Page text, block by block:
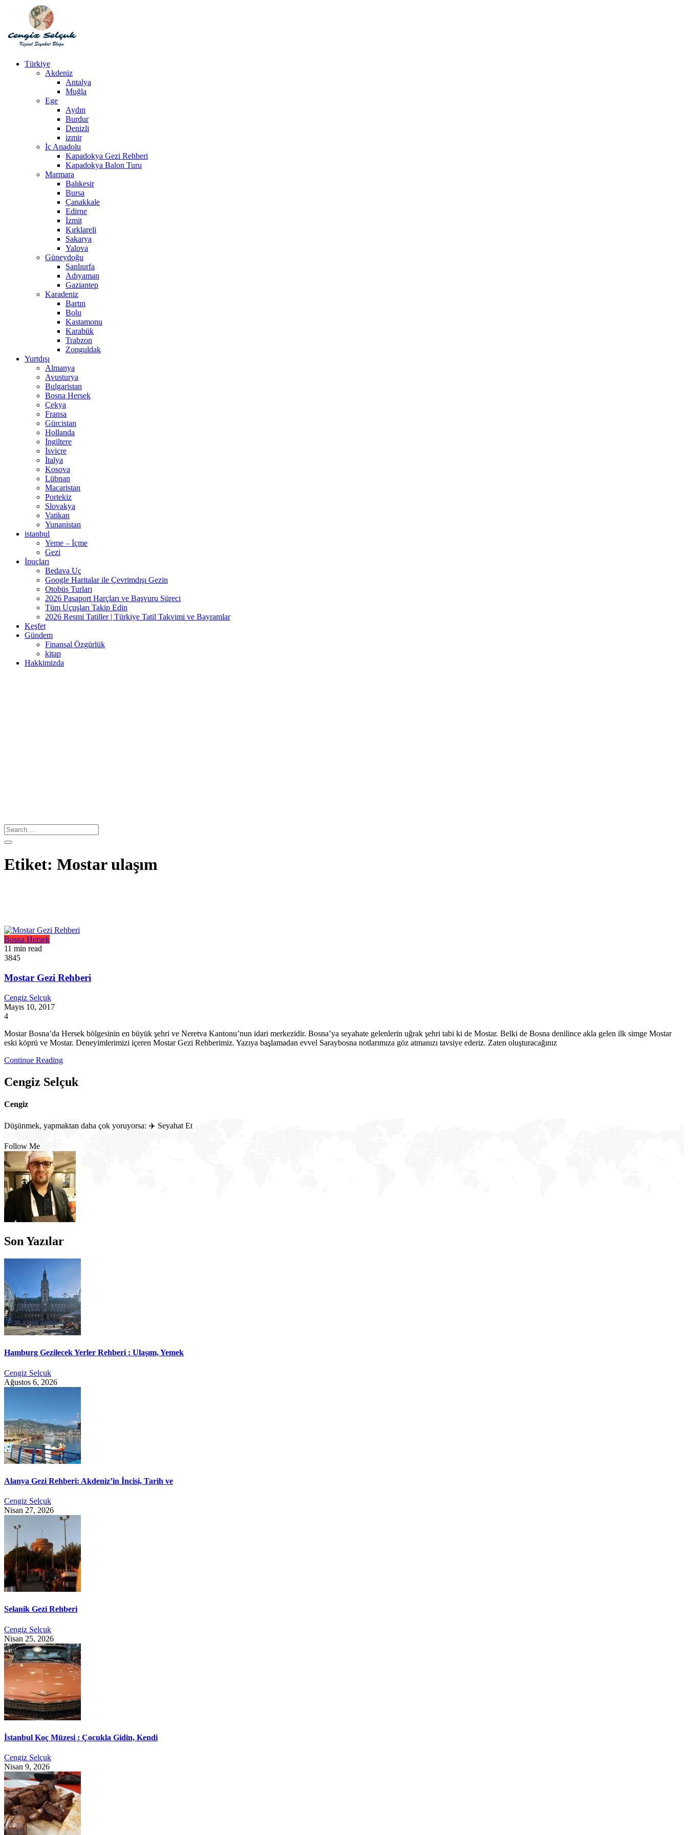
Türkiye
Akdeniz
Antalya
Muğla
Ege
Aydın
Burdur
Denizli
izmir
İç Anadolu
Kapadokya Gezi Rehberi
Kapadokya Balon Turu
Marmara
Balıkesir
Bursa
Çanakkale
Edirne
İzmit
Kırklareli
Sakarya
Yalova
Güneydoğu
Şanlıurfa
Adıyaman
Gaziantep
Karadeniz
Bartın
Bolu
Kastamonu
Karabük
Trabzon
Zonguldak
Yurtdışı
Almanya
Avusturya
Bulgaristan
Bosna Hersek
Çekya
Fransa
Gürcistan
Hollanda
İngiltere
İsviçre
İtalya
Kosova
Lübnan
Macaristan
Portekiz
Slovakya
Vatikan
Yunanistan
istanbul
Yeme – İçme
Gezi
İpuçları
Bedava Uç
Google Haritalar ile Çevrimdışı Gezin
Otobüs Turları
2026 Pasaport Harçları ve Başvuru Süreci
Tüm Uçuşları Takip Edin
2026 Resmi Tatiller | Türkiye Tatil Takvimi ve Bayramlar
Keşfet
Gündem
Finansal Özgürlük
kitap
Hakkimizda
Etiket: Mostar ulaşım
Bosna Hersek
11 min read
3845
Mostar Gezi Rehberi
Cengiz Selçuk
Mayıs 10, 2017
4
Mostar Bosna’da Hersek bölgesinin en büyük şehri ve Neretva Kantonu’nun idari merkezidir. Bosna’ya seyahate gelenlerin uğrak şehri tabi ki de Mostar. Belki de Bosna denilince akla gelen ilk simge Mostar
eski köprü ve Mostar. Deneyimlerimizi içeren Mostar Gezi Rehberimiz. Yazıya başlamadan evvel Saraybosna notlarımıza göz atmanızı tavsiye ederiz. Zaten oluşturacağınız
Continue Reading
Cengiz Selçuk
Cengiz
Düşünmek, yapmaktan daha çok yoruyorsa: ✈️ Seyahat Et
Follow Me
Son Yazılar
Hamburg Gezilecek Yerler Rehberi : Ulaşım, Yemek
Cengiz Selçuk
Ağustos 6, 2026
Alanya Gezi Rehberi: Akdeniz’in İncisi, Tarih ve
Cengiz Selçuk
Nisan 27, 2026
Selanik Gezi Rehberi
Cengiz Selçuk
Nisan 25, 2026
İstanbul Koç Müzesi : Çocukla Gidin, Kendi
Cengiz Selçuk
Nisan 9, 2026